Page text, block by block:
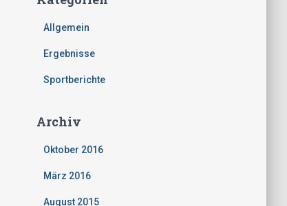
Allgemein
Ergebnisse
Sportberichte
Archiv
Oktober 2016
März 2016
August 2015